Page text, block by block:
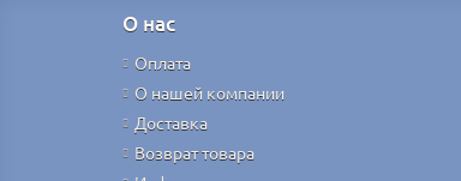
О нас
Оплата
О нашей компании
Доставка
Возврат товара